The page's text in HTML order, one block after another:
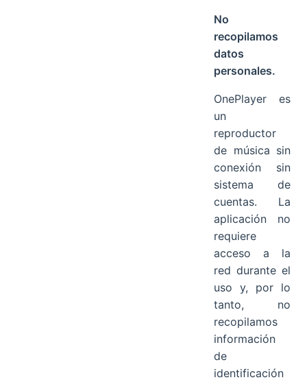
No
recopilamos
datos
personales.
OnePlayer es
un
reproductor
de música sin
conexión sin
sistema de
cuentas. La
aplicación no
requiere
acceso a la
red durante el
uso y, por lo
tanto, no
recopilamos
información
de
identificación